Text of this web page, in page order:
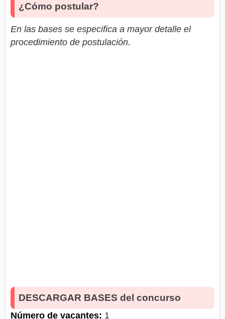
¿Cómo postular?
En las bases se especifica a mayor detalle el
procedimiento de postulación.
DESCARGAR BASES del concurso
Número de vacantes: 1